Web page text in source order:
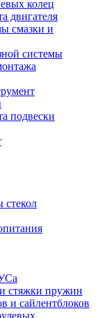
колец
двигателя
смазки и
системы
подвески
стекол
стяжки пружин
и сайлентблоков